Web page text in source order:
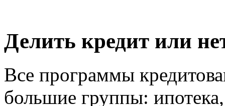
Делить кредит или
Все программы
большие группы: